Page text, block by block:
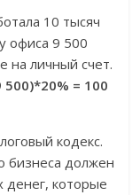
10 тысяч
офиса 9 500
на личный счет.
500)*20% = 100
кодекс.
бизнеса должен
денег, которые